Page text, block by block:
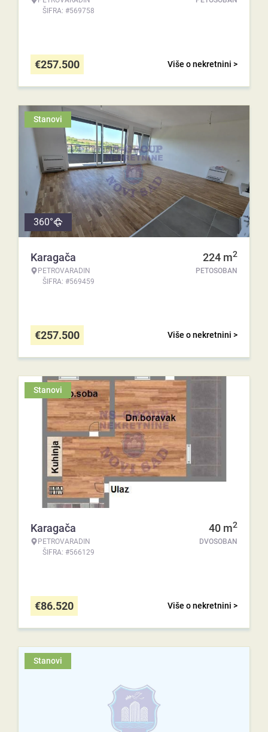
ŠIFRA: #569758
Više o nekretnini >
€257.500
Stanovi
360°
Karagača
PETROVARADIN
ŠIFRA: #569459
224 m2
PETOSOBAN
Više o nekretnini >
€257.500
Stanovi
Karagača
PETROVARADIN
ŠIFRA: #566129
40 m2
DVOSOBAN
Više o nekretnini >
€86.520
Stanovi